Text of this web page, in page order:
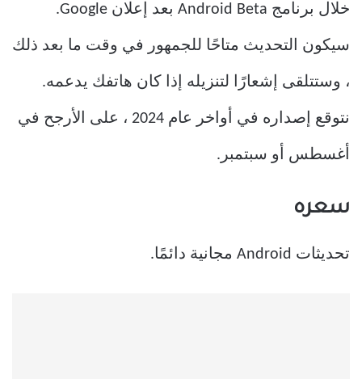
خلال برنامج Android Beta بعد إعلان Google.
سيكون التحديث متاحًا للجمهور في وقت ما بعد ذلك
، وستتلقى إشعارًا لتنزيله إذا كان هاتفك يدعمه.
نتوقع إصداره في أواخر عام 2024 ، على الأرجح في
أغسطس أو سبتمبر.
سعره
تحديثات Android مجانية دائمًا.